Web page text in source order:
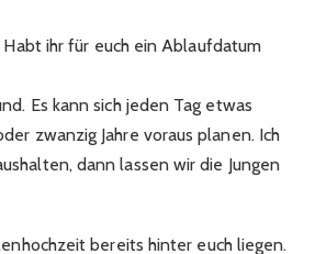
ihr für euch ein Ablaufdatum
Es kann sich jeden Tag etwas
zwanzig Jahre voraus planen. Ich
dann lassen wir die Jungen
bereits hinter euch liegen.